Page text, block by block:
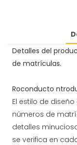
Detalles del
de matrículas.
Roconducto
El estilo de
números de
detalles
se verifica en